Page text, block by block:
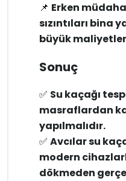
📌 Erken
sızıntıları bina
büyük
Sonuç
✅ Su kaçağı
masraflardan
yapılmalıdır.
✅ Avcılar su
modern
dökmeden